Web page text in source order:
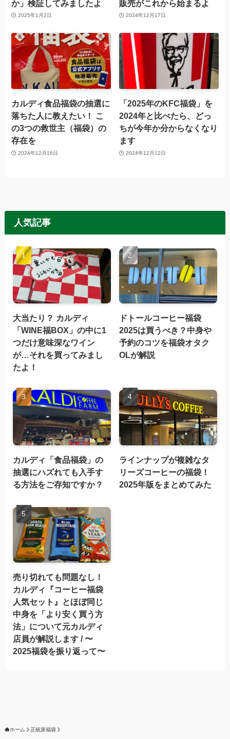
か」検証してみましたよ
2025年1月2日
販売がこれから始まるよ
2024年12月17日
カルディ食品福袋の抽選に
落ちた人に教えたい！ こ
の3つの救世主（福袋）の
存在を
2024年12月16日
「2025年のKFC福袋」を
2024年と比べたら、どっ
ちが今年か分からなくなり
ます
2024年12月12日
人気記事
大当たり？ カルディ
「WINE福BOX」の中に1
つだけ意味深なワイン
が…それを買ってみまし
たよ！
ドトールコーヒー福袋
2025は買うべき？中身や
予約のコツを福袋オタク
OLが解説
カルディ「食品福袋」の
抽選にハズれても入手す
る方法をご存知ですか？
ラインナップが複雑なタ
リーズコーヒーの福袋！
2025年版をまとめてみた
売り切れても問題なし！
カルディ『コーヒー福袋
人気セット』とほぼ同じ
中身を「より安く買う方
法」について元カルディ
店員が解説します / 〜
2025福袋を振り返って〜
ホーム 正統派福袋